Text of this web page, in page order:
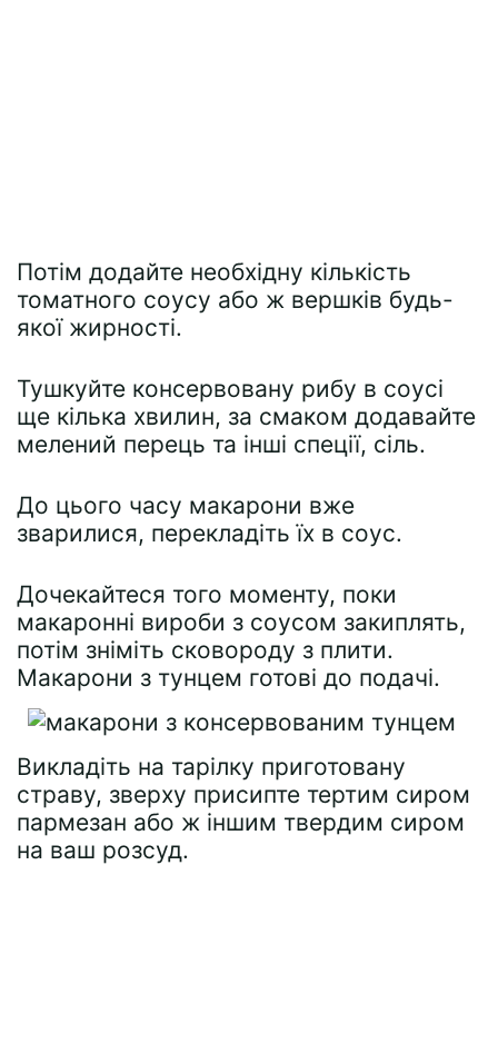
Потім додайте необхідну кількість
томатного соусу або ж вершків будь-
якої жирності.
Тушкуйте консервовану рибу в соусі
ще кілька хвилин, за смаком додавайте
мелений перець та інші спеції, сіль.
До цього часу макарони вже
зварилися, перекладіть їх в соус.
Дочекайтеся того моменту, поки
макаронні вироби з соусом закиплять,
потім зніміть сковороду з плити.
Макарони з тунцем готові до подачі.
Викладіть на тарілку приготовану
страву, зверху присипте тертим сиром
пармезан або ж іншим твердим сиром
на ваш розсуд.